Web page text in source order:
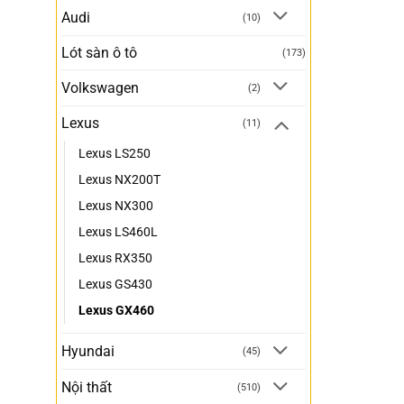
Audi (10)
Lót sàn ô tô (173)
Volkswagen (2)
Lexus (11)
Lexus LS250
Lexus NX200T
Lexus NX300
Lexus LS460L
Lexus RX350
Lexus GS430
Lexus GX460
Hyundai (45)
Nội thất (510)